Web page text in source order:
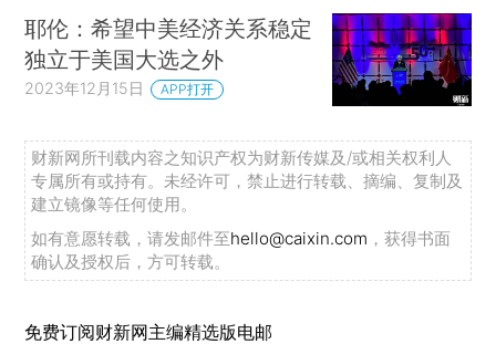
耶伦：希望中美经济关系稳定
独立于美国大选之外
2023年12月15日 APP打开
财新网所刊载内容之知识产权为财新传媒及/或相关权利人
专属所有或持有。未经许可，禁止进行转载、摘编、复制及
建立镜像等任何使用。
如有意愿转载，请发邮件至hello@caixin.com ，获得书面
确认及授权后，方可转载。
免费订阅财新网主编精选版电邮